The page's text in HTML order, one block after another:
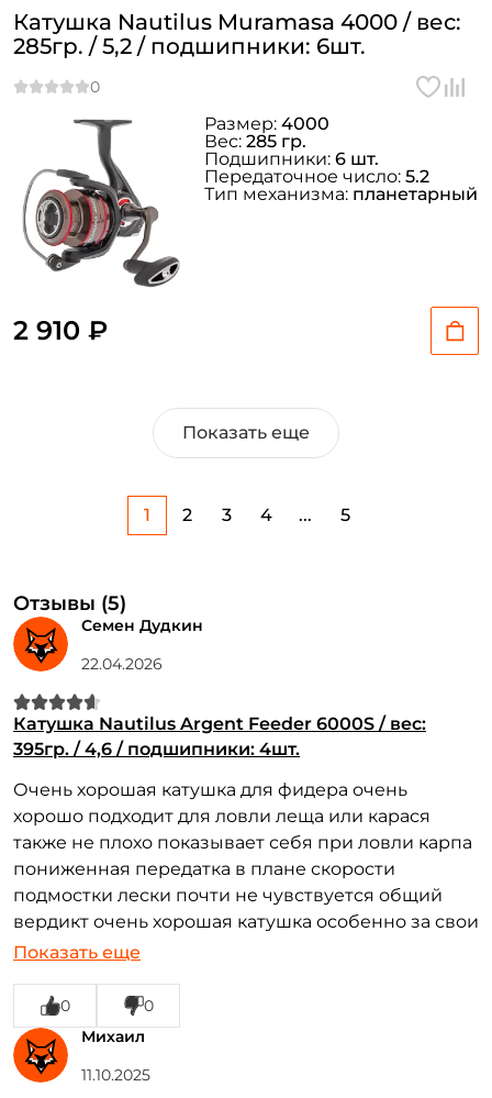
Катушка Nautilus Muramasa 4000 / вес:
285гр. / 5,2 / подшипники: 6шт.
2 910 ₽
Размер: 4000
Вес: 285 гр.
Подшипники: 6 шт.
Передаточное число: 5.2
Тип механизма: планетарный
Показать еще
1 2 3 4 ... 5
Отзывы (5)
Семен Дудкин
22.04.2026
Катушка Nautilus Argent Feeder 6000S / вес:
395гр. / 4,6 / подшипники: 4шт.
Очень хорошая катушка для фидера очень
хорошо подходит для ловли леща или карася
также не плохо показывает себя при ловли карпа
пониженная передатка в плане скорости
подмостки лески почти не чувствуется общий
вердикт очень хорошая катушка особенно за свои
деньги крацни рекомендую
очень хороший
Недостатки:Редко но может перепутаться леска
при забросе но редко
Показать еще
0
0
Михаил
11.10.2025